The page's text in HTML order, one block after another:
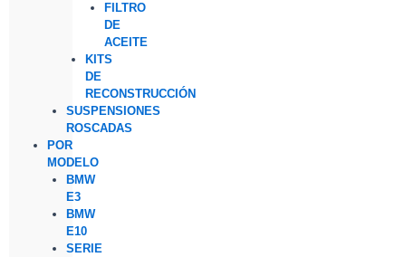
FILTRO
DE
ACEITE
KITS
DE
RECONSTRUCCIÓN
SUSPENSIONES
ROSCADAS
POR
MODELO
BMW
E3
BMW
E10
SERIE